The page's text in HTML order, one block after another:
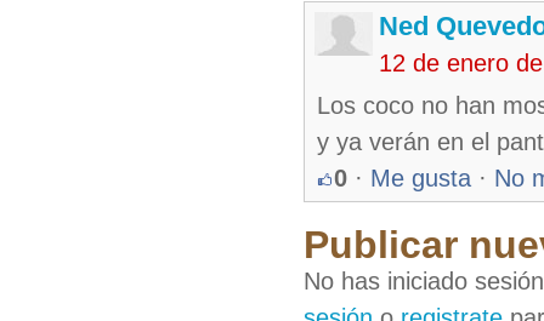
Ned
12 de enero
Los coco no han
y ya verán en el
0 · Me gusta · No
Publicar
No has iniciado